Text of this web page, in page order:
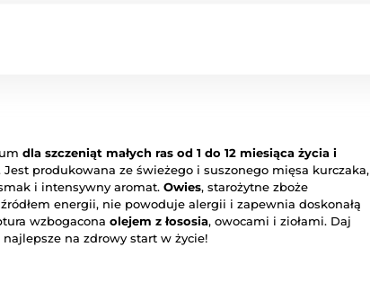
dla szczeniąt małych ras od 1 do 12 miesiąca życia i
Jest produkowana ze świeżego i suszonego mięsa kurczaka,
i intensywny aromat. Owies, starożytne zboże
energii, nie powoduje alergii i zapewnia doskonałą
wzbogacona olejem z łososia, owocami i ziołami. Daj
na zdrowy start w życie!